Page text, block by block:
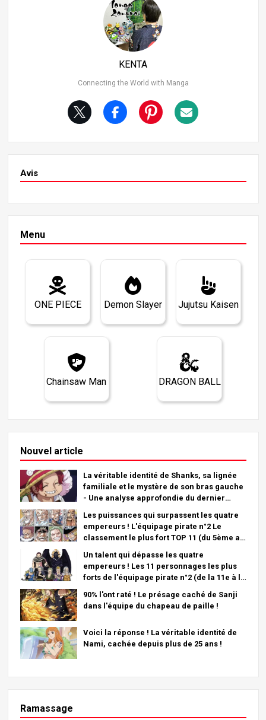
Hoi-Poi et les voitures volantes. Cependant, le premier p
anneau du premier chapitre indique “Il y a très longtemp
s”. Dans le dernier chapitre, il est suggéré que l’histoire s
e déroule de nos jours, ce qui indique que le cadre initial
KENTA
Connecting the World with Manga
Avis
Menu
ONE PIECE Demon Slayer Jujutsu Kaisen
Chainsaw Man DRAGON BALL
Nouvel article
La véritable identité de Shanks, sa lignée
familiale et le mystère de son bras gauche
- Une analyse approfondie du dernier
Les puissances qui surpassent les quatre
empereurs ! L'équipage pirate n°2 Le
classement le plus fort TOP 11 (du 5ème au
Un talent qui dépasse les quatre
empereurs ! Les 11 personnages les plus
forts de l'équipage pirate n°2 (de la 11e à la
90% l'ont raté ! Le présage caché de Sanji
dans l'équipe du chapeau de paille !
Voici la réponse ! La véritable identité de
Nami, cachée depuis plus de 25 ans !
Ramassage